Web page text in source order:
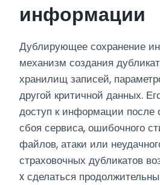
информации
Дублирующее сохранение
механизм создания
хранилищ записей,
другой критичной данных.
доступ к информации после
сбоя сервиса, ошибочного
файлов, атаки или
страховочных дубликатов
x сделаться